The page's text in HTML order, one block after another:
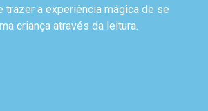
trazer a experiência mágica de se
criança através da leitura.